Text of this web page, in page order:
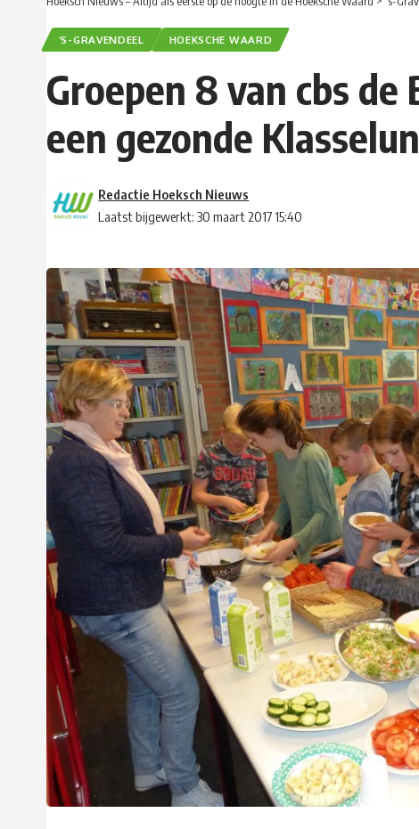
’S-GRAVENDEEL HOEKSCHE WAARD
Groepen 8 van cbs
een gezonde
Laatst bijgewerkt: 30 maart 2017 15:40
Redactie Hoeksch Nieuws